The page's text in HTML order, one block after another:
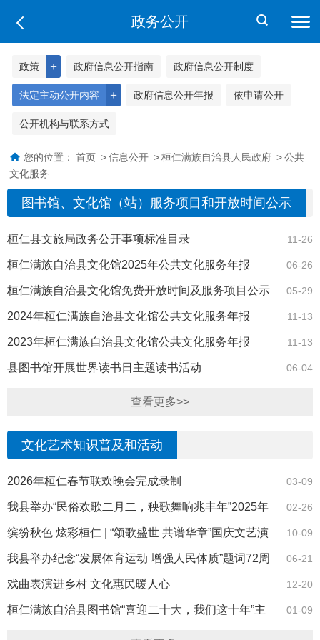
政务公开
＋
政策 政府信息公开指南 政府信息公开制度
＋
法定主动公开内容 政府信息公开年报 依申请公开
公开机构与联系方式
您的位置： 首页 > 信息公开 > 桓仁满族自治县人民政府 > 公共
文化服务
图书馆、文化馆（站）服务项目和开放时间公示
11-26
桓仁县文旅局政务公开事项标准目录
06-26
桓仁满族自治县文化馆2025年公共文化服务年报
05-29
桓仁满族自治县文化馆免费开放时间及服务项目公示
11-13
2024年桓仁满族自治县文化馆公共文化服务年报
11-13
2023年桓仁满族自治县文化馆公共文化服务年报
06-04
县图书馆开展世界读书日主题读书活动
查看更多>>
文化艺术知识普及和活动
03-09
2026年桓仁春节联欢晚会完成录制
02-26
我县举办“民俗欢歌二月二，秧歌舞响兆丰年”2025年
民俗秧歌汇演活动 10-09
缤纷秋色 炫彩桓仁 | “颂歌盛世 共谱华章”国庆文艺演
出人气拉满！ 06-21
我县举办纪念“发展体育运动 增强人民体质”题词72周
年文艺汇演活动 12-20
戏曲表演进乡村 文化惠民暖人心
01-09
桓仁满族自治县图书馆“喜迎二十大，我们这十年”主